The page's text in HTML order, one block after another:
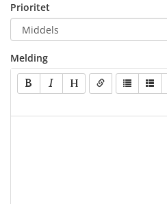
Prioritet
Melding